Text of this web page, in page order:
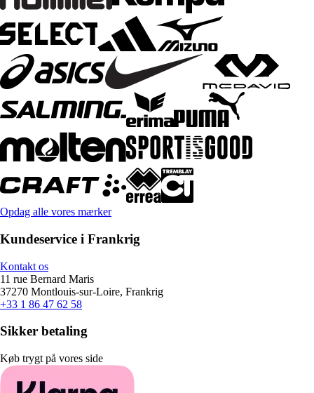
Opdag alle vores mærker
Kundeservice i Frankrig
Kontakt os
11 rue Bernard Maris
37270 Montlouis-sur-Loire, Frankrig
+33 1 86 47 62 58
Sikker betaling
Køb trygt på vores side